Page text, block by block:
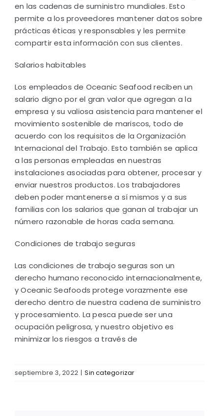
en las cadenas de suministro mundiales. Esto
permite a los proveedores mantener datos sobre
prácticas éticas y responsables y les permite
compartir esta información con sus clientes.
Salarios habitables
Los empleados de Oceanic Seafood reciben un
salario digno por el gran valor que agregan a la
empresa y su valiosa asistencia para mantener el
movimiento sostenible de mariscos, todo de
acuerdo con los requisitos de la Organización
Internacional del Trabajo. Esto también se aplica
a las personas empleadas en nuestras
instalaciones asociadas para obtener, procesar y
enviar nuestros productos. Los trabajadores
deben poder mantenerse a sí mismos y a sus
familias con los salarios que ganan al trabajar un
número razonable de horas cada semana.
Condiciones de trabajo seguras
Las condiciones de trabajo seguras son un
derecho humano reconocido internacionalmente,
y Oceanic Seafoods protege vorazmente ese
derecho dentro de nuestra cadena de suministro
y procesamiento. La pesca puede ser una
ocupación peligrosa, y nuestro objetivo es
minimizar los riesgos a través de
septiembre 3, 2022 | Sin categorizar